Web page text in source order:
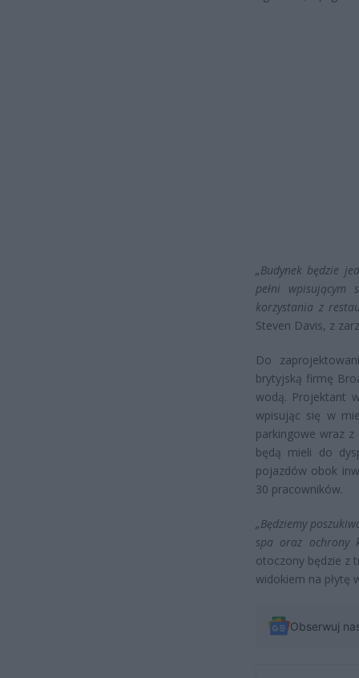
„Budynek będzie
pełni wpisującym
korzystania z
Steven Davis, z
Do
brytyjską firmę
wodą. Projektant
wpisując się w
parkingowe wraz
będą mieli do
pojazdów obok
30 pracowników.
„Będziemy
spa oraz ochrony
otoczony będzie z
widokiem na płytę
Obserwuj